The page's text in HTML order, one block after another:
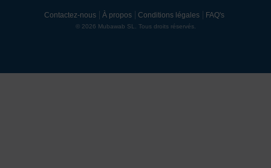
Contactez-nous À propos Conditions légales FAQ's
© 2026 Mubawab SL. Tous droits réservés.